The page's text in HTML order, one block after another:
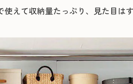
えて収納量たっぷり、見た目はす